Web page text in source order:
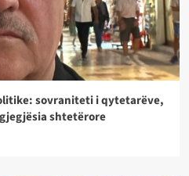
sovraniteti i qytetarëve,
shtetërore